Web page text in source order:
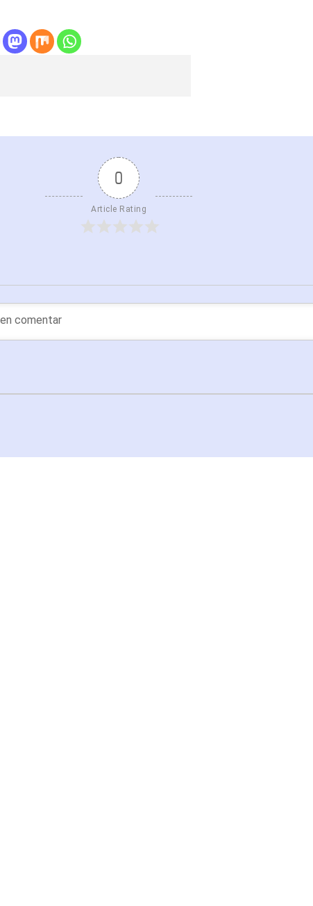
0
Article Rating